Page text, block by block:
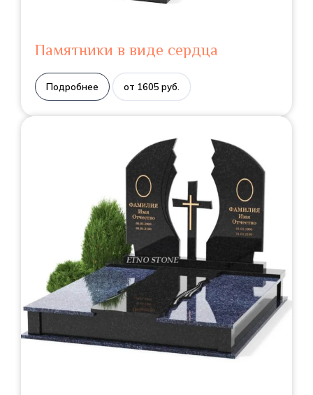
Памятники в виде сердца
Подробнее от 1605 руб.